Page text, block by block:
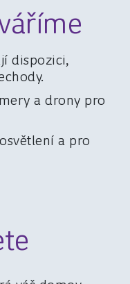
dispozici,
a drony pro
a pro